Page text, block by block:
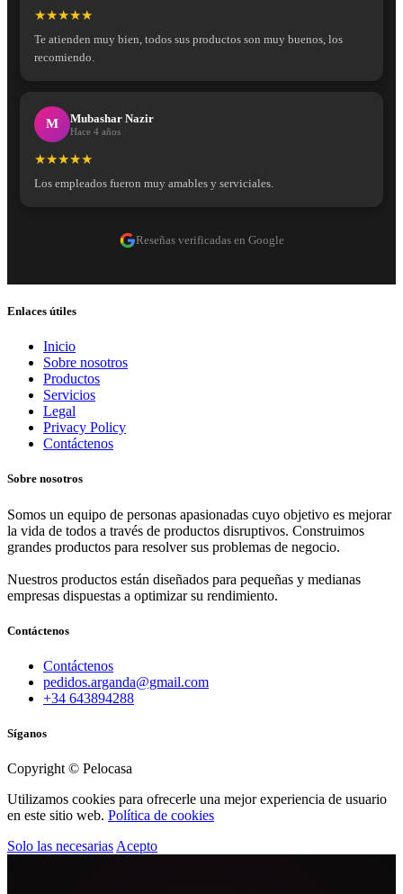
★★★★★
Te atienden muy bien, todos sus productos son muy buenos, los
recomiendo.
M Mubashar Nazir
Hace 4 años
★★★★★
Los empleados fueron muy amables y serviciales.
Reseñas verificadas en Google
Enlaces útiles
Inicio
Sobre nosotros
Productos
Servicios
Legal
Privacy Policy
Contáctenos
Sobre nosotros
Somos un equipo de personas apasionadas cuyo objetivo es mejorar
la vida de todos a través de productos disruptivos. Construimos
grandes productos para resolver sus problemas de negocio.
Nuestros productos están diseñados para pequeñas y medianas
empresas dispuestas a optimizar su rendimiento.
Contáctenos
Contáctenos
pedidos.arganda@gmail.com
+34 643894288
Síganos
Copyright © Pelocasa
Utilizamos cookies para ofrecerle una mejor experiencia de usuario
en este sitio web. Política de cookies
Solo las necesarias Acepto